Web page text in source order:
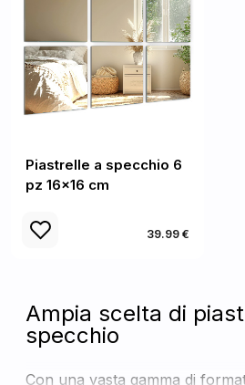
Piastrelle a specchio 6
pz 16x16 cm
39.99 €
Ampia scelta di
specchio
Con una vasta gamma di